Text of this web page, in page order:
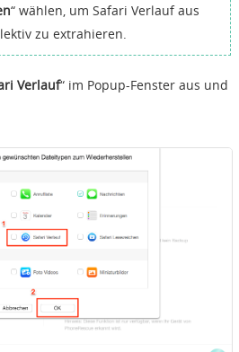
“ wählen, um Safari Verlauf aus
zu extrahieren.
Verlauf“ im Popup-Fenster aus und